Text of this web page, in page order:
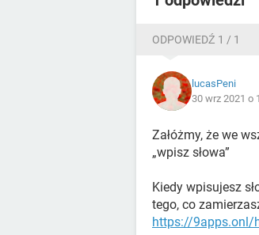
ODPOWIEDŹ 1 / 1
lucasPeni
30 wrz 2021 o
Załóżmy, że we
„wpisz słowa”
Kiedy wpisujesz
tego, co
https://9apps.onl/